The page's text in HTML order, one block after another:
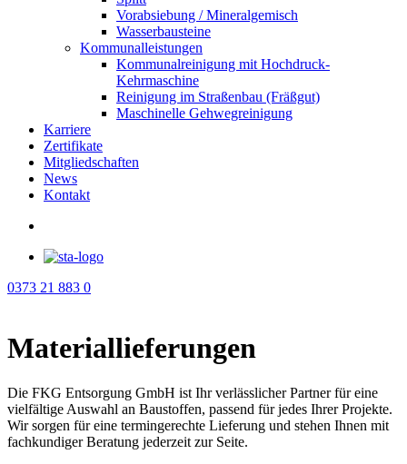
Vorabsiebung / Mineralgemisch
Wasserbausteine
Kommunalleistungen
Kommunalreinigung mit Hochdruck-
Kehrmaschine
Reinigung im Straßenbau (Fräßgut)
Maschinelle Gehwegreinigung
Karriere
Zertifikate
Mitgliedschaften
News
Kontakt
0373 21 883 0
Materiallieferungen
Die FKG Entsorgung GmbH ist Ihr verlässlicher Partner für eine
vielfältige Auswahl an Baustoffen, passend für jedes Ihrer Projekte.
Wir sorgen für eine termingerechte Lieferung und stehen Ihnen mit
fachkundiger Beratung jederzeit zur Seite.